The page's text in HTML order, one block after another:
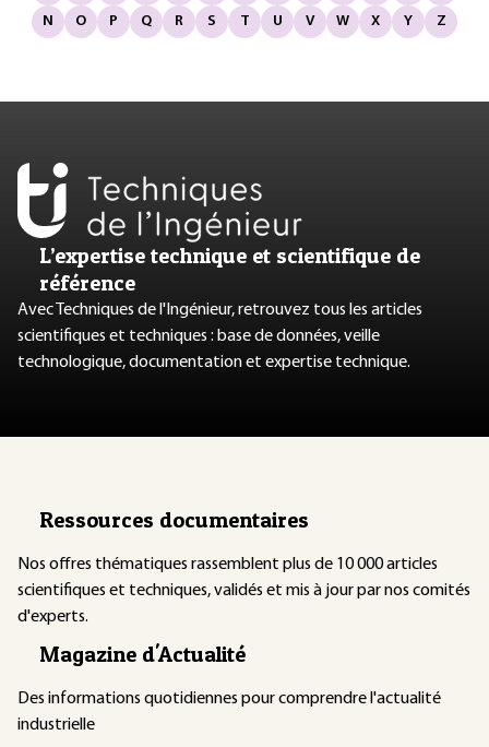
N
O P Q R S T U V W X Y Z
L’expertise technique et scientifique de
référence
Avec Techniques de l'Ingénieur, retrouvez tous les articles
scientifiques et techniques : base de données, veille
technologique, documentation et expertise technique.
Ressources documentaires
Nos offres thématiques rassemblent plus de 10 000 articles
scientifiques et techniques, validés et mis à jour par nos comités
d'experts.
Magazine d'Actualité
Des informations quotidiennes pour comprendre l'actualité
industrielle